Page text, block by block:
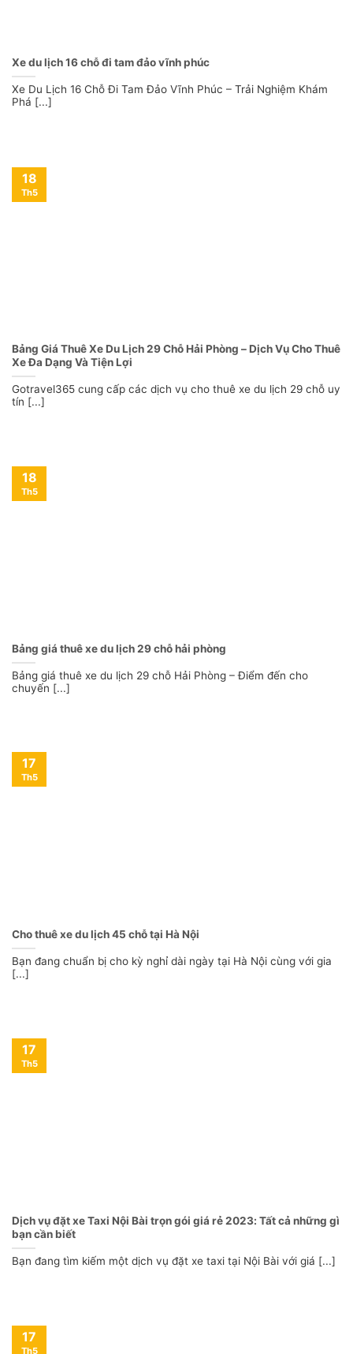
Xe du lịch 16 chỗ đi tam đảo vĩnh phúc
Xe Du Lịch 16 Chỗ Đi Tam Đảo Vĩnh Phúc – Trải Nghiệm Khám
Phá [...]
Bảng Giá Thuê Xe Du Lịch 29 Chỗ Hải Phòng – Dịch Vụ Cho Thuê
Xe Đa Dạng Và Tiện Lợi
Gotravel365 cung cấp các dịch vụ cho thuê xe du lịch 29 chỗ uy
tín [...]
18
Th5
Bảng giá thuê xe du lịch 29 chỗ hải phòng
Bảng giá thuê xe du lịch 29 chỗ Hải Phòng – Điểm đến cho
chuyến [...]
18
Th5
Cho thuê xe du lịch 45 chỗ tại Hà Nội
Bạn đang chuẩn bị cho kỳ nghỉ dài ngày tại Hà Nội cùng với gia
[...]
17
Th5
Dịch vụ đặt xe Taxi Nội Bài trọn gói giá rẻ 2023: Tất cả những gì
bạn cần biết
Bạn đang tìm kiếm một dịch vụ đặt xe taxi tại Nội Bài với giá [...]
17
Th5
17
Th5